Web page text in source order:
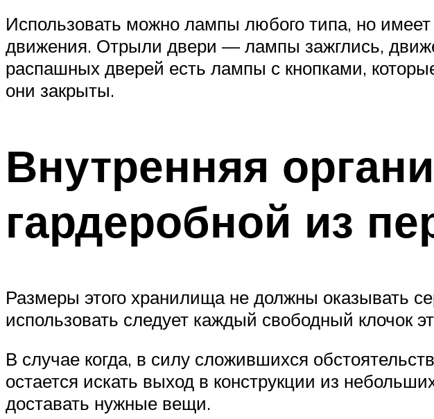
Использовать можно лампы любого типа, но
движения. Отрыли двери — лампы зажглись,
распашных дверей есть лампы с кнопками,
они закрыты.
Внутренняя
гардеробной из
Размеры этого хранилища не должны оказывать
использовать следует каждый свободный клочок
В случае когда, в силу сложившихся
остается искать выход в конструкции из
доставать нужные вещи.